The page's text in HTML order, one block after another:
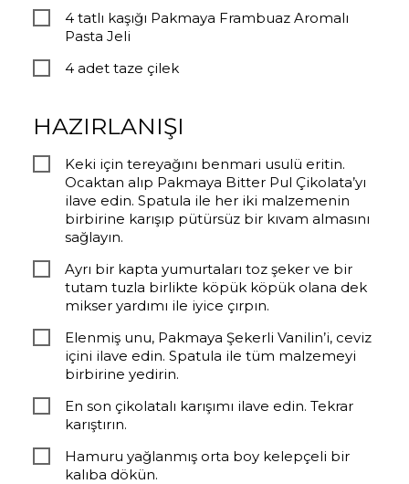
4 tatlı kaşığı Pakmaya Frambuaz Aromalı
Pasta Jeli
4 adet taze çilek
HAZIRLANIŞI
Keki için tereyağını benmari usulü eritin.
Ocaktan alıp Pakmaya Bitter Pul Çikolata’yı
ilave edin. Spatula ile her iki malzemenin
birbirine karışıp pütürsüz bir kıvam almasını
sağlayın.
Ayrı bir kapta yumurtaları toz şeker ve bir
tutam tuzla birlikte köpük köpük olana dek
mikser yardımı ile iyice çırpın.
Elenmiş unu, Pakmaya Şekerli Vanilin’i, ceviz
içini ilave edin. Spatula ile tüm malzemeyi
birbirine yedirin.
En son çikolatalı karışımı ilave edin. Tekrar
karıştırın.
Hamuru yağlanmış orta boy kelepçeli bir
kalıba dökün.